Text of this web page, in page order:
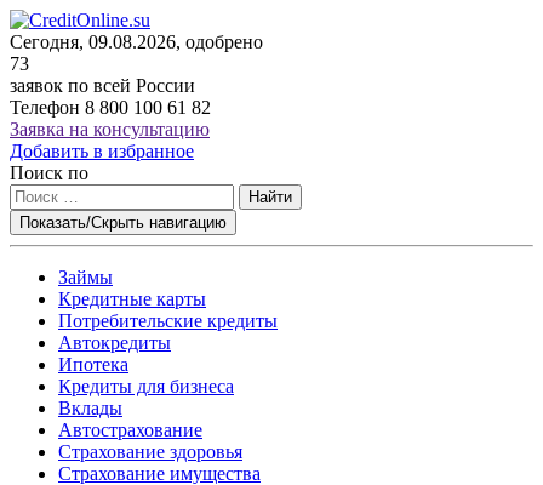
Сегодня, 09.08.2026, одобрено
73
заявок по всей России
Телефон 8 800 100 61 82
Заявка на консультацию
Добавить в избранное
Поиск по
Найти
Показать/Скрыть навигацию
Займы
Кредитные карты
Потребительские кредиты
Автокредиты
Ипотека
Кредиты для бизнеса
Вклады
Автострахование
Страхование здоровья
Страхование имущества